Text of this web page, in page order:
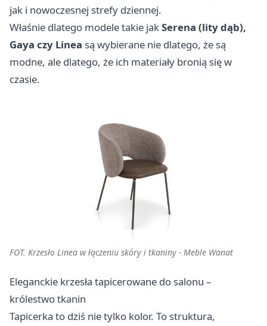
jak i nowoczesnej strefy dziennej.
Właśnie dlatego modele takie jakSerena (lity dąb),
Gaya czy Linea są wybierane nie dlatego, że są
modne, ale dlatego, że ich materiały bronią się w
czasie.
FOT. Krzesło Linea w łączeniu skóry i tkaniny - Meble Wanat
Eleganckie krzesła tapicerowane do salonu –
królestwo tkanin
Tapicerka to dziś nie tylko kolor. To struktura,